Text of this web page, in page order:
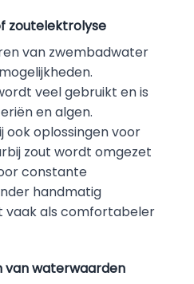
zoutelektrolyse
van zwembadwater
veel gebruikt en is
en algen.
ook oplossingen voor
zout wordt omgezet
constante
handmatig
vaak als comfortabeler
van waterwaarden